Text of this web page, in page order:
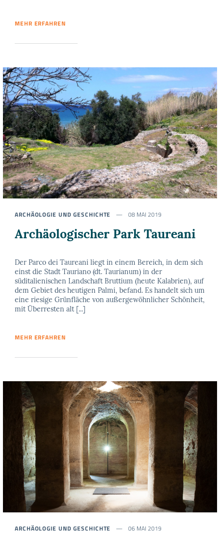
MEHR ERFAHREN
ARCHÄOLOGIE UND GESCHICHTE 08 MAI 2019
Archäologischer Park Taureani
Der Parco dei Taureani liegt in einem Bereich, in dem sich
einst die Stadt Tauriano (dt. Taurianum) in der
süditalienischen Landschaft Bruttium (heute Kalabrien), auf
dem Gebiet des heutigen Palmi, befand. Es handelt sich um
eine riesige Grünfläche von außergewöhnlicher Schönheit,
mit Überresten alt [...]
MEHR ERFAHREN
ARCHÄOLOGIE UND GESCHICHTE 06 MAI 2019